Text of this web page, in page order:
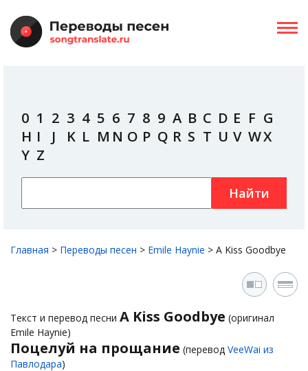
0 1 2 3 4 5 6 7 8 9 A B C D E F G
H I J K L M N O P Q R S T U V WX
Y Z
Найти
Главная > Переводы песен > Emile Haynie > A Kiss Goodbye
Текст и перевод песни A Kiss Goodbye (оригинал
Emile Haynie)
Поцелуй на прощание (перевод VeeWai из
Павлодара)